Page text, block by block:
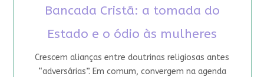
Bancada Cristã: a tomada do
Estado e o ódio às mulheres
Crescem alianças entre doutrinas religiosas antes
“adversárias”. Em comum, convergem na agenda